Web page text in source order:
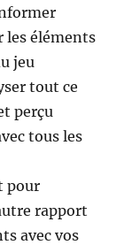
les éléments
jeu
tout ce
perçu
tous les
pour
rapport
avec vos